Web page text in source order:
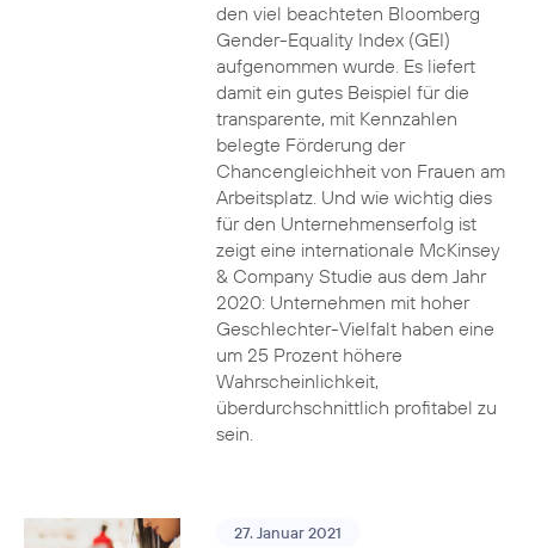
den viel beachteten Bloomberg
Gender-Equality Index (GEI)
aufgenommen wurde. Es liefert
damit ein gutes Beispiel für die
transparente, mit Kennzahlen
belegte Förderung der
Chancengleichheit von Frauen am
Arbeitsplatz. Und wie wichtig dies
für den Unternehmenserfolg ist
zeigt eine internationale McKinsey
& Company Studie aus dem Jahr
2020: Unternehmen mit hoher
Geschlechter-Vielfalt haben eine
um 25 Prozent höhere
Wahrscheinlichkeit,
überdurchschnittlich profitabel zu
sein.
27. Januar 2021